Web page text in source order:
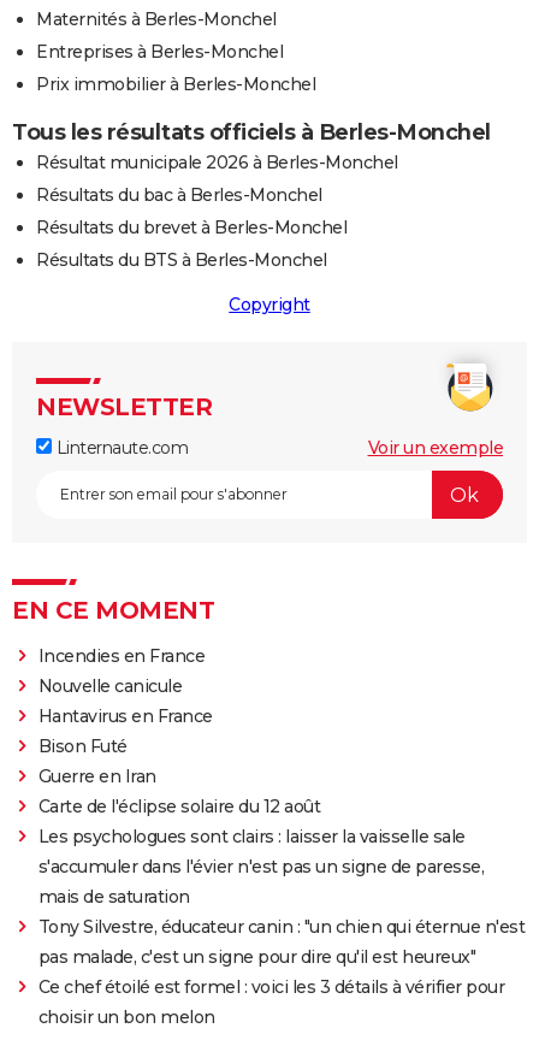
Maternités à Berles-Monchel
Entreprises à Berles-Monchel
Prix immobilier à Berles-Monchel
Tous les résultats officiels à Berles-Monchel
Résultat municipale 2026 à Berles-Monchel
Résultats du bac à Berles-Monchel
Résultats du brevet à Berles-Monchel
Résultats du BTS à Berles-Monchel
Copyright
NEWSLETTER
Linternaute.com Voir un exemple
EN CE MOMENT
Incendies en France
Nouvelle canicule
Hantavirus en France
Bison Futé
Guerre en Iran
Carte de l'éclipse solaire du 12 août
Les psychologues sont clairs : laisser la vaisselle sale
s'accumuler dans l'évier n'est pas un signe de paresse,
mais de saturation
Tony Silvestre, éducateur canin : "un chien qui éternue n'est
pas malade, c'est un signe pour dire qu'il est heureux"
Ce chef étoilé est formel : voici les 3 détails à vérifier pour
choisir un bon melon